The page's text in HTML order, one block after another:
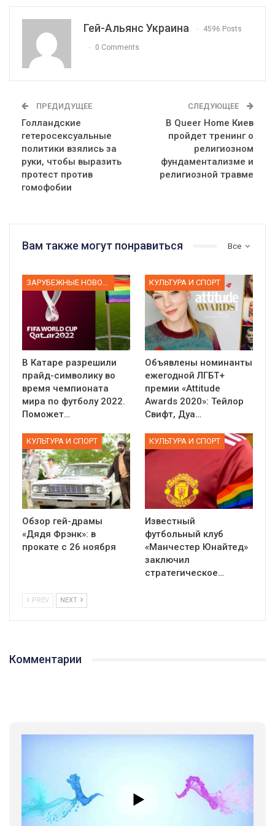
Гей-Альянс Украина 4596 Posts
0 Comments
ПРЕДИДУЩЕЕ
Голландские
гетеросексуальные
политики взялись за
руки, чтобы выразить
протест против
гомофобии
СЛЕДУЮЩЕЕ
В Queer Home Киев
пройдет тренинг о
религиозном
фундаментализме и
религиозной травме
Все
Вам также могут понравиться
В Катаре разрешили
прайд-символику во
время чемпионата
мира по футболу 2022.
Поможет…
КУЛЬТУРА И СПОРТ
Объявлены номинанты
ежегодной ЛГБТ+
премии «Attitude
Awards 2020»: Тейлор
Свифт, Дуа…
КУЛЬТУРА И СПОРТ
Обзор гей-драмы
«Дядя Фрэнк»: в
прокате с 26 ноября
КУЛЬТУРА И СПОРТ
Известный
футбольный клуб
«Манчестер Юнайтед»
заключил
стратегическое…
PREV NEXT
Комментарии
В цьому році, пандемія та COVІD-19 не дали нам можливості
провести вуличні акції. Наше відео-звернення про те, що
навіть коли ми у різних містах та не можемо зустрінеться, ми
разом. Ми закликаємо всіх хто поділяє цінності рівності та
солідарності, приєднатися до нас. Регіональні підрозділи
423 Просмотров • 37 Нравится 1 Комментариев